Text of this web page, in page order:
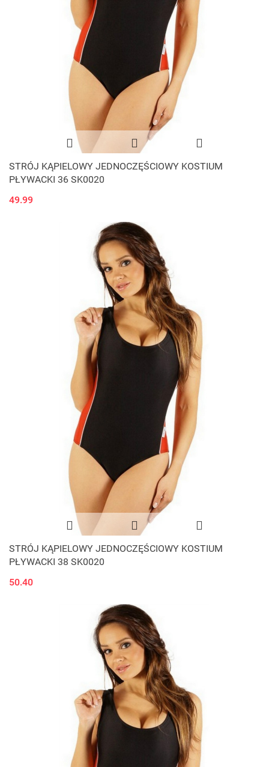
STRÓJ KĄPIELOWY JEDNOCZĘŚCIOWY KOSTIUM
PŁYWACKI 36 SK0020
49.99
STRÓJ KĄPIELOWY JEDNOCZĘŚCIOWY KOSTIUM
PŁYWACKI 38 SK0020
50.40